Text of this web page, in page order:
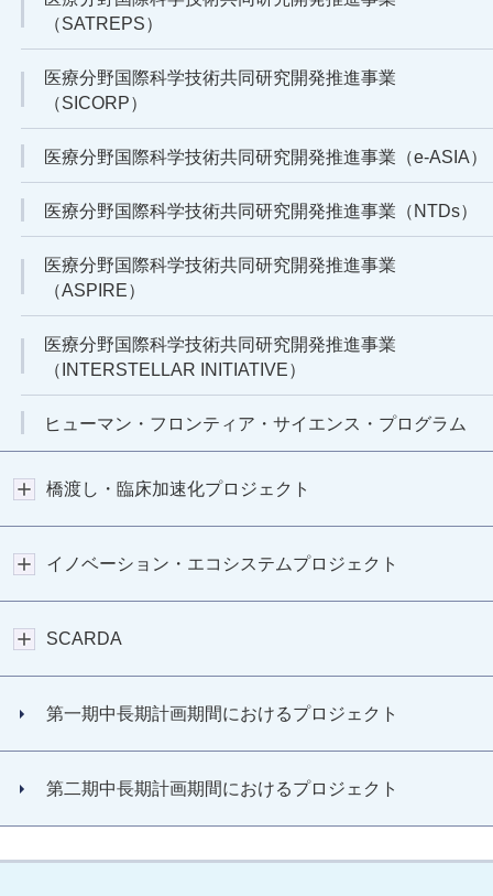
（SATREPS）
医療分野国際科学技術共同研究開発推進事業
（SICORP）
医療分野国際科学技術共同研究開発推進事業（e-ASIA）
医療分野国際科学技術共同研究開発推進事業（NTDs）
医療分野国際科学技術共同研究開発推進事業
（ASPIRE）
医療分野国際科学技術共同研究開発推進事業
（INTERSTELLAR INITIATIVE）
ヒューマン・フロンティア・サイエンス・プログラム
橋渡し・臨床加速化プロジェクト
イノベーション・エコシステムプロジェクト
SCARDA
第一期中長期計画期間におけるプロジェクト
第二期中長期計画期間におけるプロジェクト